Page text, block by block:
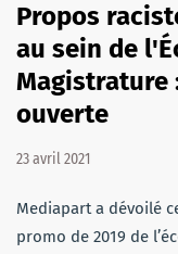
Propos
au sein de
Magistrature
ouverte
23 avril 2021
Mediapart a dévoilé
promo de 2019 de